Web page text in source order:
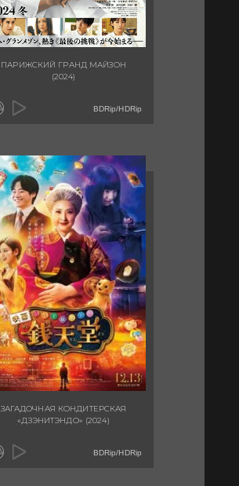
ПАРИЖСКИЙ ГРАНД МАЙЗОН
(2024)
BDRip/HDRip
ЗАГАДОЧНАЯ КОНДИТЕРСКАЯ
«ДЗЭНИТЭНДО» (2024)
BDRip/HDRip